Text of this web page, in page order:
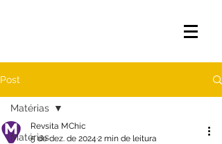
Post
Matérias
Matérias
Revsita MChic
5 de dez. de 2024 2 min de leitura